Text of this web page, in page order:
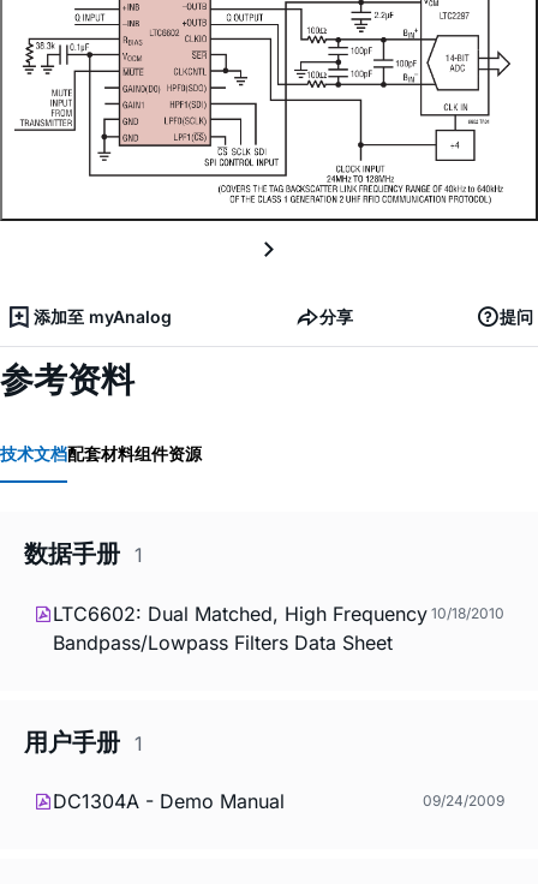
添加至 myAnalog 分享 提问
参考资料
技术文档配套材料组件资源
数据手册 1
LTC6602: Dual Matched, High Frequency
Bandpass/Lowpass Filters Data Sheet
10/18/2010
用户手册 1
DC1304A - Demo Manual 09/24/2009